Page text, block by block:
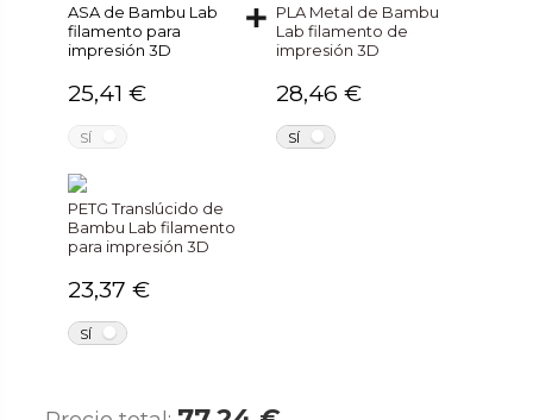
ASA de Bambu Lab
filamento para
impresión 3D
25,41 €
SÍ
PLA Metal de Bambu
Lab filamento de
impresión 3D
28,46 €
SÍ
PETG Translúcido de
Bambu Lab filamento
para impresión 3D
23,37 €
SÍ